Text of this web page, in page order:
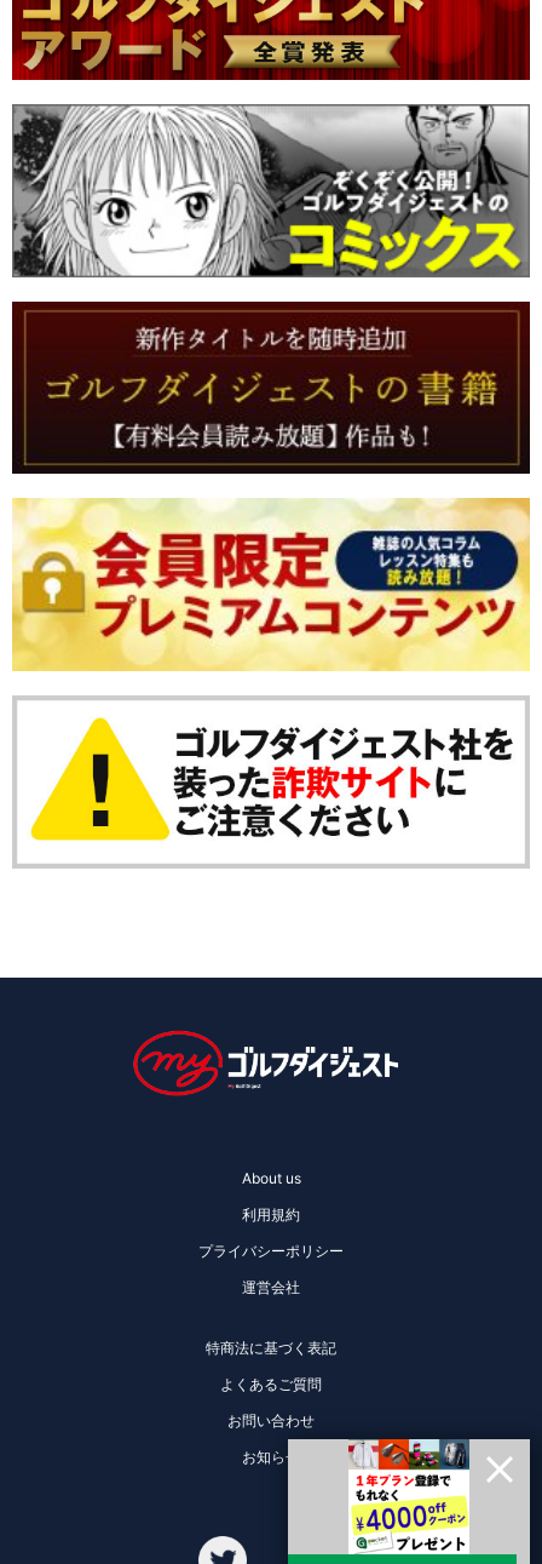
About us
利用規約
プライバシーポリシー
運営会社
特商法に基づく表記
よくあるご質問
お問い合わせ
お知らせ